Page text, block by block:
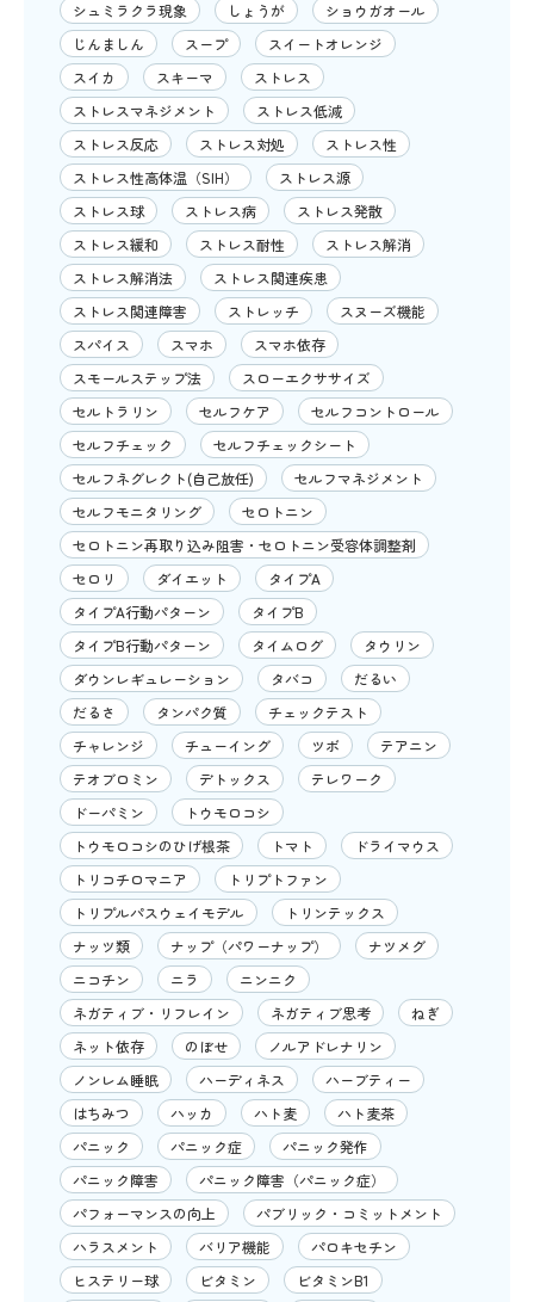
シュミラクラ現象 しょうが
ショウガオール
じんましん
スープ
スイートオレンジ
スイカ
スキーマ
ストレス
ストレスマネジメント
ストレス低減
ストレス反応
ストレス対処
ストレス性
ストレス性高体温（SIH）
ストレス源
ストレス球
ストレス病
ストレス発散
ストレス緩和
ストレス耐性
ストレス解消
ストレス解消法
ストレス関連疾患
ストレス関連障害
ストレッチ
スヌーズ機能
スパイス
スマホ
スマホ依存
スモールステップ法
スローエクササイズ
セルトラリン
セルフケア
セルフコントロール
セルフチェック
セルフチェックシート
セルフネグレクト(自己放任)
セルフマネジメント
セルフモニタリング
セロトニン
セロトニン再取り込み阻害・セロトニン受容体調整剤
セロリ
ダイエット
タイプA
タイプA行動パターン
タイプB
タイプB行動パターン
タイムログ
タウリン
ダウンレギュレーション
タバコ
だるい
だるさ
タンパク質
チェックテスト
チャレンジ
チューイング ツボ
テアニン
テオブロミン
デトックス
テレワーク
ドーパミン
トウモロコシ
トウモロコシのひげ根茶
トマト
ドライマウス
トリコチロマニア
トリプトファン
トリプルパスウェイモデル
トリンテックス
ナッツ類
ナップ（パワーナップ）
ナツメグ
ニコチン
ニラ
ニンニク
ネガティブ・リフレイン
ネガティブ思考
ねぎ
ネット依存
のぼせ
ノルアドレナリン
ノンレム睡眠
ハーディネス
ハーブティー
はちみつ
ハッカ ハト麦
ハト麦茶
パニック
パニック症
パニック発作
パニック障害
パニック障害（パニック症）
パフォーマンスの向上
パブリック・コミットメント
ハラスメント
バリア機能
パロキセチン
ヒステリー球
ビタミン
ビタミンB1